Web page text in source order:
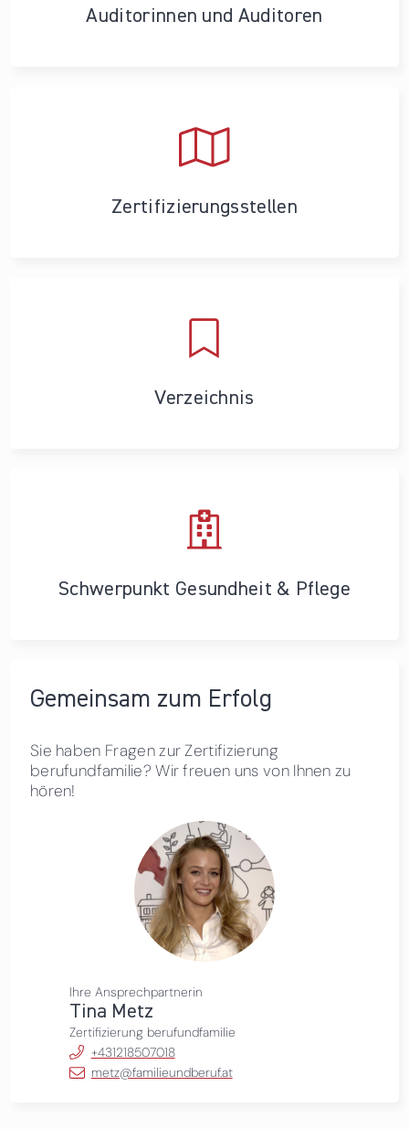
Auditorinnen und Auditoren
Zertifizierungs­stellen
Verzeichnis
Schwerpunkt Gesundheit & Pflege
Gemeinsam zum Erfolg
Sie haben Fragen zur Zertifizierung
berufundfamilie? Wir freuen uns von Ihnen zu
hören!
Ihre Ansprechpartnerin
Tina Metz
Zertifizierung berufundfamilie
+431218507018
metz@familieundberuf.at